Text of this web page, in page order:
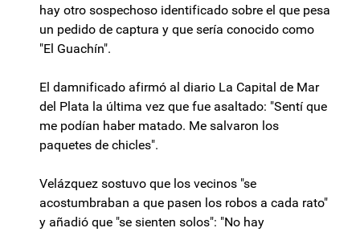
hay otro sospechoso identificado sobre el que pesa
un pedido de captura y que sería conocido como
"El Guachín".
El damnificado afirmó al diario La Capital de Mar
del Plata la última vez que fue asaltado: "Sentí que
me podían haber matado. Me salvaron los
paquetes de chicles".
Velázquez sostuvo que los vecinos "se
acostumbraban a que pasen los robos a cada rato"
y añadió que "se sienten solos": "No hay